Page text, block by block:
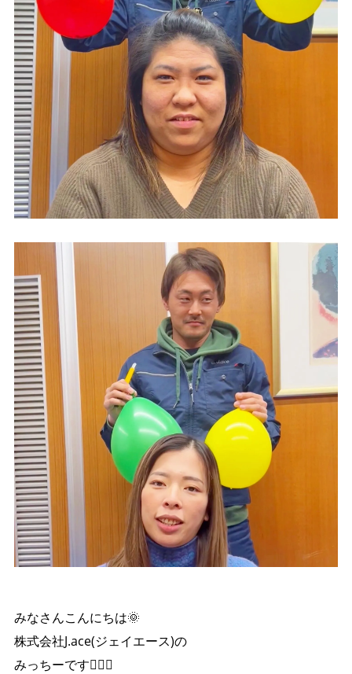
みなさんこんにちは🌞
株式会社J.ace(ジェイエース)の
みっちーです🙋‍♀️✨